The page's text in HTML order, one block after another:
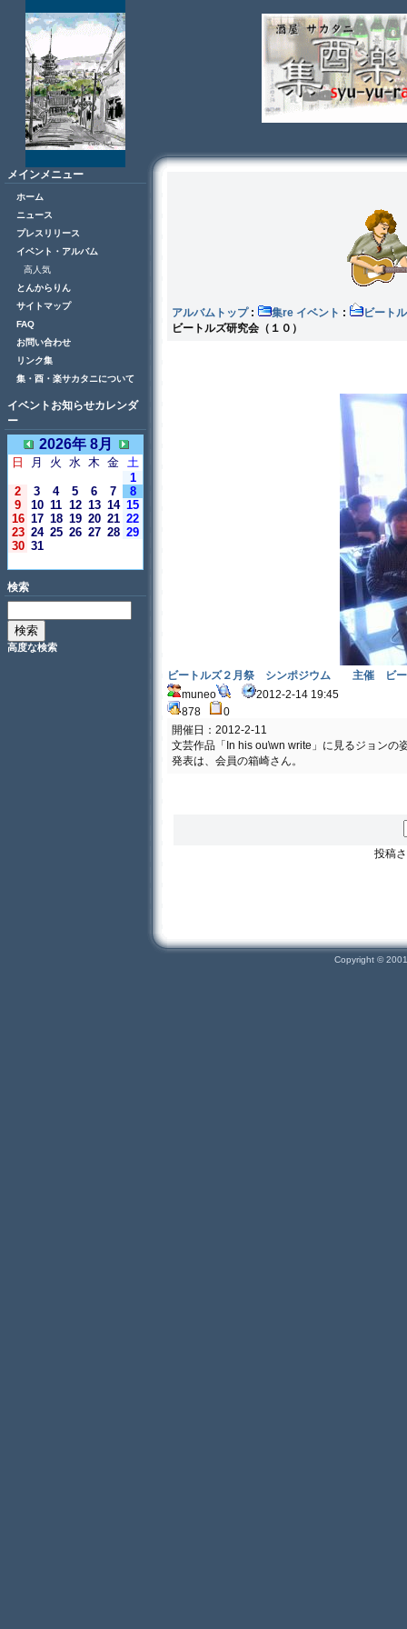
メインメニュー
ホーム
ニュース
プレスリリース
イベント・アルバム
高人気
とんからりん
サイトマップ
FAQ
お問い合わせ
リンク集
集・酉・楽サカタニについて
イベントお知らせカレンダ
ー
2026年 8月
日 月 火 水 木 金 土
1
2
3 4 5 6 7
8
9
10 11 12 13 14 15
16 17 18 19 20 21 22
23 24 25 26 27 28 29
30 31
検索
高度な検索
アルバムトップ: 集re イベント :
ビート
ビートルズ研究会（１０）
ビートルズ２月祭 シンポジウム 主催 ビー
muneo
2012-2-14 19:45
878
0
開催日：2012-2-11
文芸作品「In his ou\wn write」に見るジョンの
発表は、会員の箱崎さん。
投稿
Copyright ©